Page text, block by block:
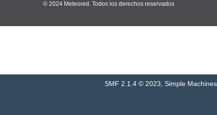
© 2024 Meteored. Todos los derechos reservados
SMF 2.1.4 © 2023, Simple Machines